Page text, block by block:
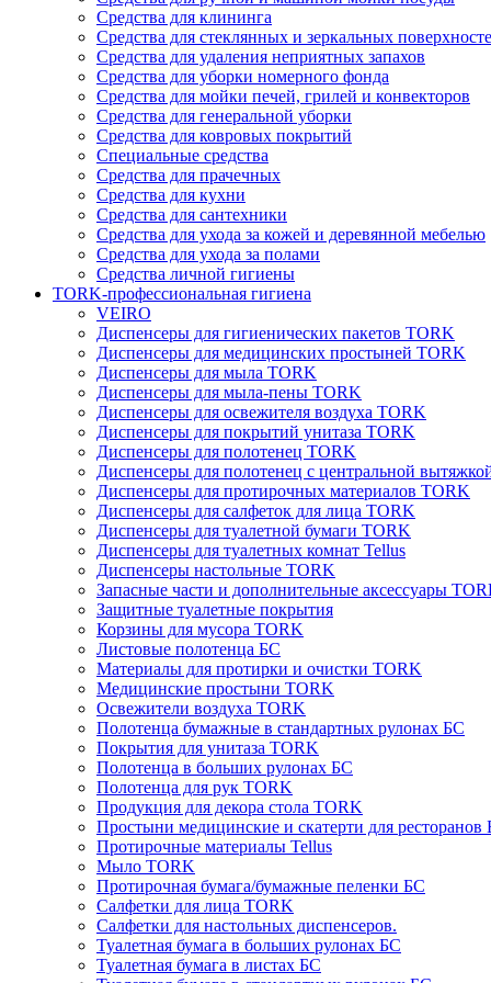
Средства для клининга
Средства для стеклянных и зеркальных
Средства для удаления неприятных запахов
Средства для уборки номерного фонда
Средства для мойки печей, грилей и конвекторов
Средства для генеральной уборки
Средства для ковровых покрытий
Специальные средства
Средства для прачечных
Средства для кухни
Средства для сантехники
Средства для ухода за кожей и деревянной мебелью
Средства для ухода за полами
Средства личной гигиены
TORK-профессиональная гигиена
VEIRO
Диспенсеры для гигиенических пакетов TORK
Диспенсеры для медицинских простыней TORK
Диспенсеры для мыла TORK
Диспенсеры для мыла-пены TORK
Диспенсеры для освежителя воздуха TORK
Диспенсеры для покрытий унитаза TORK
Диспенсеры для полотенец TORK
Диспенсеры для полотенец с центральной
Диспенсеры для протирочных материалов TORK
Диспенсеры для салфеток для лица TORK
Диспенсеры для туалетной бумаги TORK
Диспенсеры для туалетных комнат Tellus
Диспенсеры настольные TORK
Запасные части и дополнительные аксессуары
Защитные туалетные покрытия
Корзины для мусора TORK
Листовые полотенца БС
Материалы для протирки и очистки TORK
Медицинские простыни TORK
Освежители воздуха TORK
Полотенца бумажные в стандартных рулонах БС
Покрытия для унитаза TORK
Полотенца в больших рулонах БС
Полотенца для рук TORK
Продукция для декора стола TORK
Простыни медицинские и скатерти для ресторанов
Протирочные материалы Tellus
Мыло TORK
Протирочная бумага/бумажные пеленки БС
Салфетки для лица TORK
Салфетки для настольных диспенсеров.
Туалетная бумага в больших рулонах БС
Туалетная бумага в листах БС